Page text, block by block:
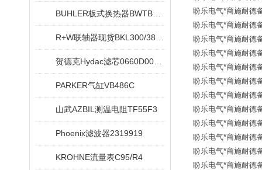
PARKER气缸VB486C
山武AZBIL测温电阻TF55F3
Phoenix滤波器2319919
KROHNE流量表C95/R4
盼乐电气*商施耐德
盼乐电气*商施耐德
盼乐电气*商施耐德
盼乐电气*商施耐德
盼乐电气*商施耐德
盼乐电气*商施耐德
盼乐电气*商施耐德
盼乐电气*商施耐德
盼乐电气*商施耐德
盼乐电气*商施耐德
盼乐电气*商施耐德
盼乐电气*商施耐德